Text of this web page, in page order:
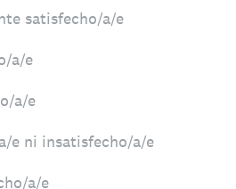
satisfecho/a/e
a/e
a/e
e ni insatisfecho/a/e
a/e